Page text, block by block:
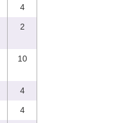
4
2
10
4
4